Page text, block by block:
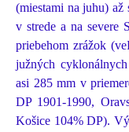
(miestami na juhu) až
v strede a na severe
priebehom zrážok
južných
asi 285 mm v
DP 1901-1990,
Košice 104% DP).